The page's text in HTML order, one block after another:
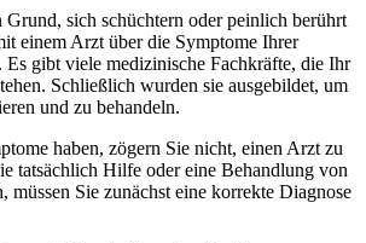
Grund, sich schüchtern oder peinlich berührt
einem Arzt über die Symptome Ihrer
Es gibt viele medizinische Fachkräfte, die Ihr
Schließlich wurden sie ausgebildet, um
und zu behandeln.
haben, zögern Sie nicht, einen Arzt zu
tatsächlich Hilfe oder eine Behandlung von
müssen Sie zunächst eine korrekte Diagnose